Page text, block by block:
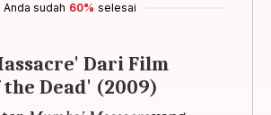
Anda sudah 60% selesai
Dari Film
Dead' (2009)